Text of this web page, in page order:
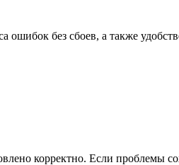
без сбоев, а также
корректно. Если проблемы